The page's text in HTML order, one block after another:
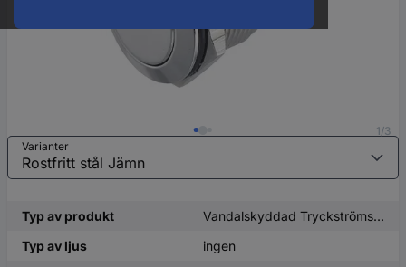
1/3
Varianter
Typ av produkt
Vandalskyddad Tryckströmställare
Typ av ljus
ingen